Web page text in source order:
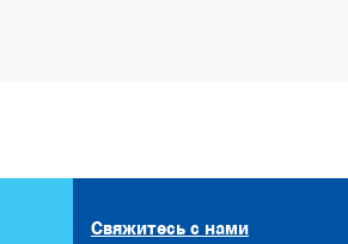
Свяжитесь с нами